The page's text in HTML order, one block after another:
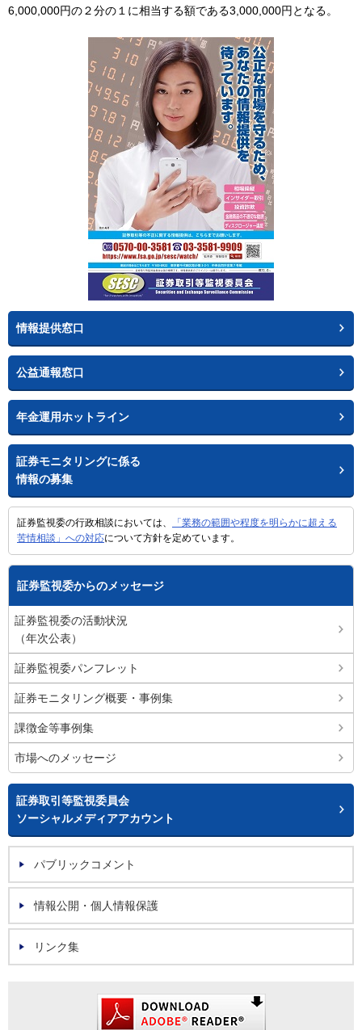
6,000,000円の２分の１に相当する額である3,000,000円となる。
情報提供窓口
公益通報窓口
年金運用ホットライン
証券モニタリングに係る
情報の募集
証券監視委の行政相談においては、
「業務の範囲や程度を明らかに超える
苦情相談」への対応について方針を定めています。
証券監視委からのメッセージ
証券監視委の活動状況
（年次公表）
証券監視委パンフレット
証券モニタリング概要・事例集
課徴金等事例集
市場へのメッセージ
証券取引等監視委員会
ソーシャルメディアアカウント
パブリックコメント
情報公開・個人情報保護
リンク集